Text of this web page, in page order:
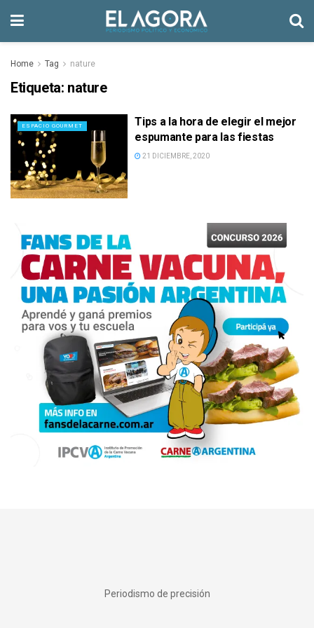
Home Tag nature
Etiqueta: nature
ESPACIO GOURMET
Tips a la hora de elegir el mejor
espumante para las fiestas
21 DICIEMBRE, 2020
Periodismo de precisión